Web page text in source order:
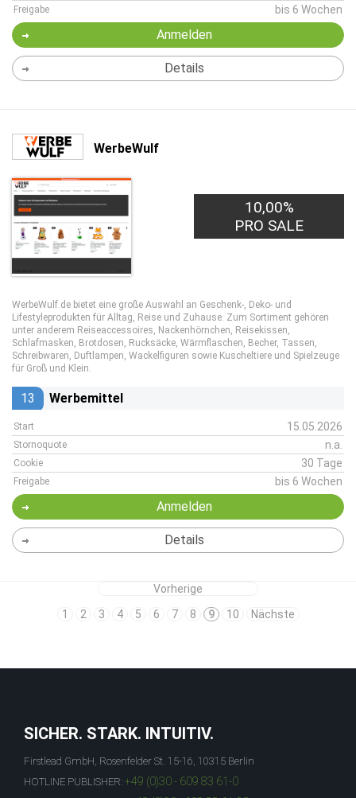
Freigabe bis 6 Wochen
Anmelden
Details
WerbeWulf
10,00%
PRO SALE
WerbeWulf.de bietet eine große Auswahl an Geschenk-, Deko- und
Lifestyleprodukten für Alltag, Reise und Zuhause. Zum Sortiment gehören
unter anderem Reiseaccessoires, Nackenhörnchen, Reisekissen,
Schlafmasken, Brotdosen, Rucksäcke, Wärmflaschen, Becher, Tassen,
Schreibwaren, Duftlampen, Wackelfiguren sowie Kuscheltiere und Spielzeuge
für Groß und Klein.
13 Werbemittel
Start 15.05.2026
Stornoquote n.a.
Cookie 30 Tage
Freigabe bis 6 Wochen
Anmelden
Details
Vorherige
1
2 3 4 5 6 7 8 9 10 Nächste
SICHER. STARK. INTUITIV.
Firstlead GmbH, Rosenfelder St. 15-16, 10315 Berlin
HOTLINE PUBLISHER: +49 (0)30 - 609 83 61-0